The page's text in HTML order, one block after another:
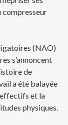
compresseur
(NAO)
s’annoncent
de
a été balayée
effectifs et la
physiques.